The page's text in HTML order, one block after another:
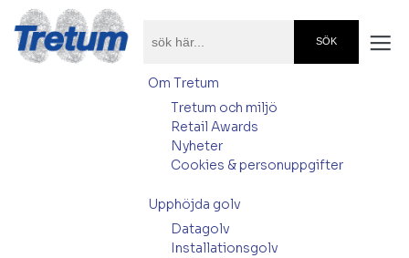
Om Tretum
Tretum och miljö
Retail Awards
Nyheter
Cookies & personuppgifter
Upphöjda golv
Datagolv
Installationsgolv